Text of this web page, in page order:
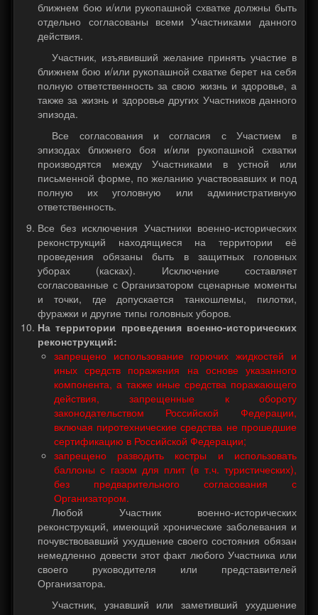
ближнем бою и/или рукопашной схватке должны быть
отдельно согласованы всеми Участниками данного
действия.
Участник, изъявивший желание принять участие в
ближнем бою и/или рукопашной схватке берет на себя
полную ответственность за свою жизнь и здоровье, а
также за жизнь и здоровье других Участников данного
эпизода.
Все согласования и согласия с Участием в
эпизодах ближнего боя и/или рукопашной схватки
производятся между Участниками в устной или
письменной форме, по желанию участвовавших и под
полную их уголовную или административную
ответственность.
Все без исключения Участники военно-исторических
реконструкций находящиеся на территории её
проведения обязаны быть в защитных головных
уборах (касках). Исключение составляет
согласованные с Организатором сценарные моменты
и точки, где допускается танкошлемы, пилотки,
фуражки и другие типы головных уборов.
На территории проведения военно-исторических
реконструкций:
запрещено использование горючих жидкостей и
иных средств поражения на основе указанного
компонента, а также иные средства поражающего
действия, запрещенные к обороту
законодательством Российской Федерации,
включая пиротехнические средства не прошедшие
сертификацию в Российской Федерации;
запрещено разводить костры и использовать
баллоны с газом для плит (в т.ч. туристических),
без предварительного согласования с
Организатором.
Любой Участник военно-исторических
реконструкций, имеющий хронические заболевания и
почувствовавший ухудшение своего состояния обязан
немедленно довести этот факт любого Участника или
своего руководителя или представителей
Организатора.
Участник, узнавший или заметивший ухудшение